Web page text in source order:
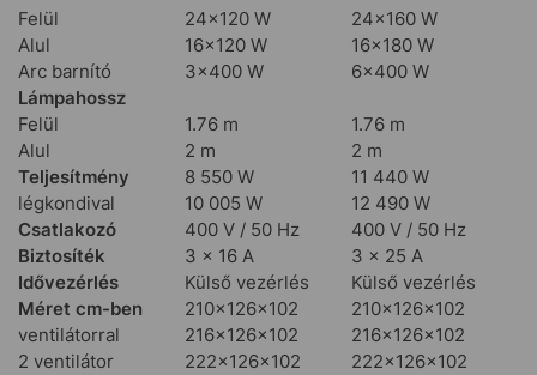
Felül
24×120 W
24×160 W
Alul
16×120 W
16×180 W
Arc barnító
3×400 W
6×400 W
Lámpahossz
Felül
1.76 m
1.76 m
Alul
2 m
2 m
Teljesítmény
8 550 W
11 440 W
légkondival
10 005 W
12 490 W
Csatlakozó
400 V / 50 Hz
400 V / 50 Hz
Biztosíték
3 × 16 A
3 × 25 A
Idővezérlés
Külső vezérlés
Külső vezérlés
Méret cm-ben
210×126×102
210×126×102
ventilátorral
216×126×102
216×126×102
2 ventilátor
222×126×102
222×126×102